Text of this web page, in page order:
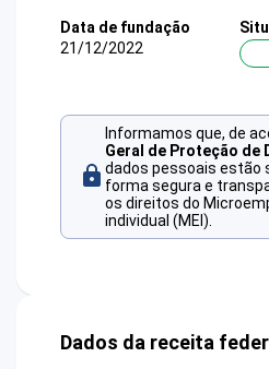
Data de fundação
21/12/2022
Informamos que, de
Geral de Proteção de
dados pessoais estão
forma segura e
os direitos do
individual (MEI).
Dados da receita